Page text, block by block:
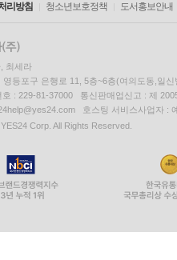
리방침 청소년보호정책 도서홍보안내
최세라
영등포구 은행로 11, 5층~6층(여의도동,일신
호 : 229-81-37000 통신판매업신고 : 제
호스팅 서비스사업자 :
Corp. All Rights Reserved.